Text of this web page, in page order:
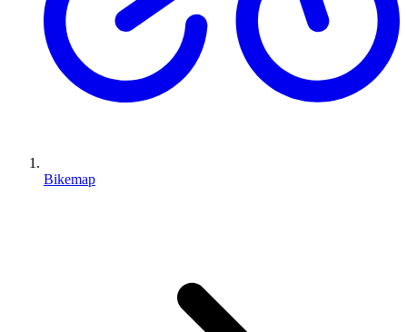
Bikemap